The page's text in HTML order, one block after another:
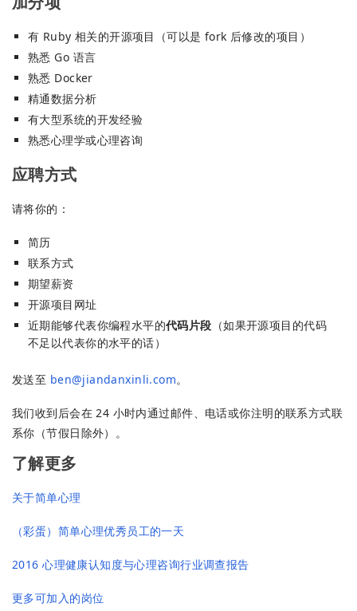
有 Ruby 相关的开源项目（可以是 fork 后修改的项目）
熟悉 Go 语言
熟悉 Docker
精通数据分析
有大型系统的开发经验
熟悉心理学或心理咨询
应聘方式
请将你的：
简历
联系方式
期望薪资
开源项目网址
近期能够代表你编程水平的代码片段 （如果开源项目的代码
不足以代表你的水平的话）
发送至 ben@jiandanxinli.com。
我们收到后会在 24 小时内通过邮件、电话或你注明的联系方式联
系你（节假日除外）。
了解更多
关于简单心理
（彩蛋）简单心理优秀员工的一天
2016 心理健康认知度与心理咨询行业调查报告
更多可加入的岗位